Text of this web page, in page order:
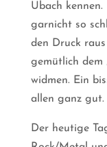
Ubach
garnicht so
den Druck
gemütlich dem
widmen. Ein
allen ganz gut.
Der heutige